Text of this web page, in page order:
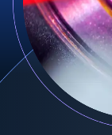
Industrias
Recursos
Contacto